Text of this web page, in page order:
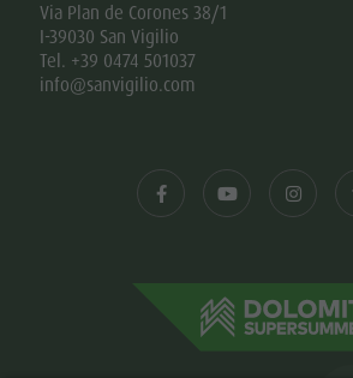
Via Plan de Corones 38/1
I-39030 San Vigilio
Tel. +39 0474 501037
info@sanvigilio.com